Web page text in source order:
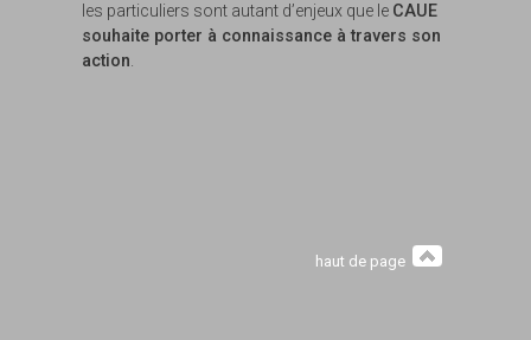
les particuliers sont autant d’enjeux que le CAUE
souhaite porter à connaissance à travers son
action
haut de page